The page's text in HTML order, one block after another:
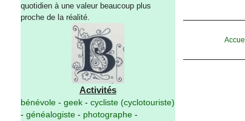
quotidien à une valeur beaucoup plus
proche de la réalité.
Activités
bénévole- geek- cycliste (cyclotouriste)
- généalogiste- photographe-